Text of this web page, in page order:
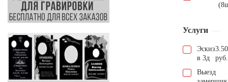
Услуги
Эскиз
в 3д
руб.
Выезд